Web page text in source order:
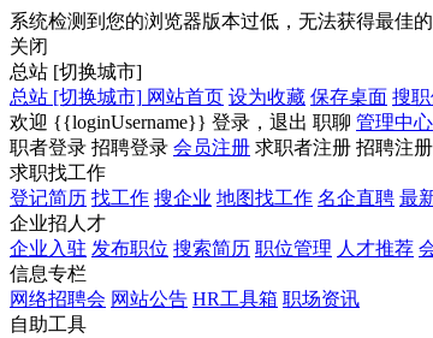
系统检测到您的浏览器版本过低，无法获得最佳
关闭
总站 [切换城市]
总站 [切换城市] 网站首页 设为收藏 保存桌面 搜
欢迎 {{loginUsername}} 登录， 退出 职聊 管理中心
职者登录 招聘登录 会员注册 求职者注册 招聘注册
求职找工作
登记简历 找工作 搜企业 地图找工作 名企直聘 最
企业招人才
企业入驻 发布职位 搜索简历 职位管理 人才推荐
信息专栏
网络招聘会 网站公告 HR工具箱 职场资讯
自助工具